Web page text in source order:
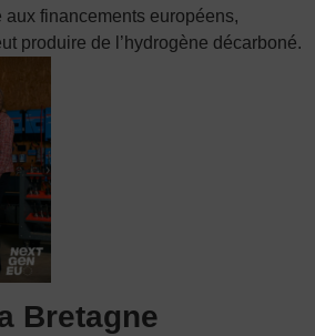
financements européens,
produire de l’hydrogène décarboné.
Bretagne